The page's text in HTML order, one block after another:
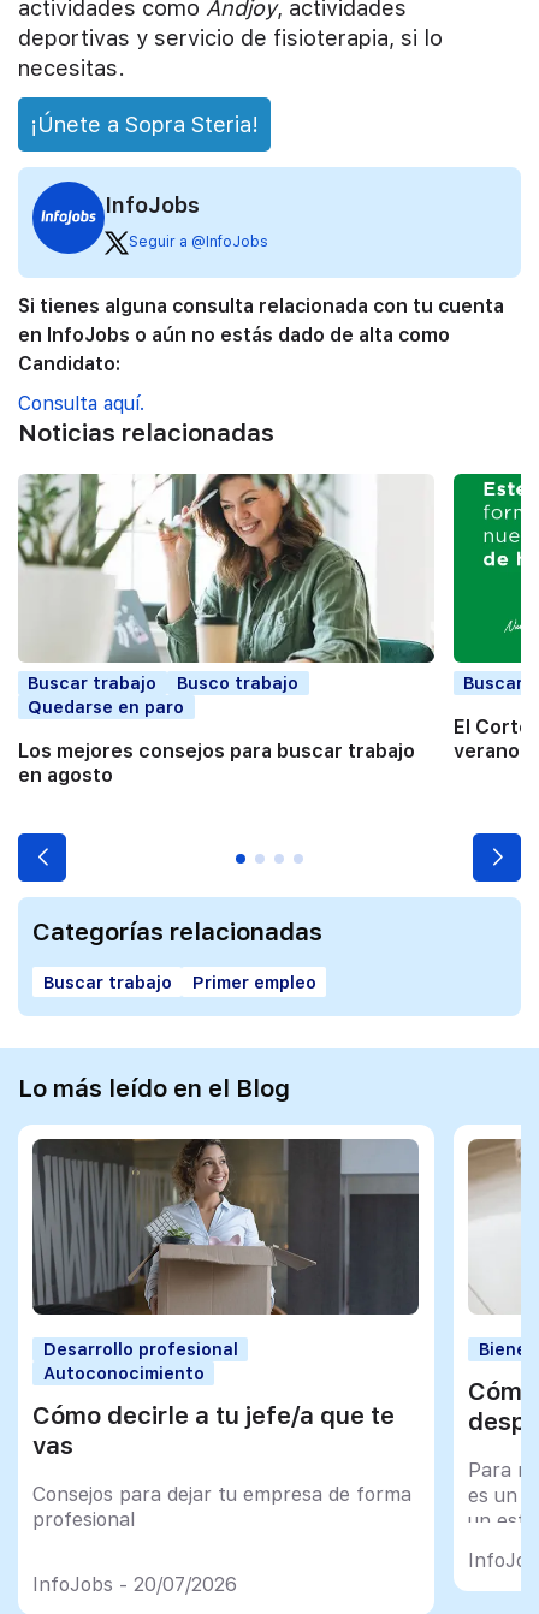
actividades como Andjoy, actividades
deportivas y servicio de fisioterapia, si lo
necesitas.
¡Únete a Sopra Steria!
InfoJobs
Seguir a @InfoJobs
Si tienes alguna consulta relacionada con tu cuenta
en InfoJobs o aún no estás dado de alta como
Candidato:
Consulta aquí.
Noticias relacionadas
Buscar trabajo
Busco trabajo
Quedarse en paro
Los mejores consejos para buscar trabajo
en agosto
Buscar
El Corte
verano
Categorías relacionadas
Buscar trabajo Primer empleo
Lo más leído en el Blog
Desarrollo profesional
Autoconocimiento
Cómo decirle a tu jefe/a que te
vas
Consejos para dejar tu empresa de forma
profesional
InfoJobs - 20/07/2026
Para
es un
un